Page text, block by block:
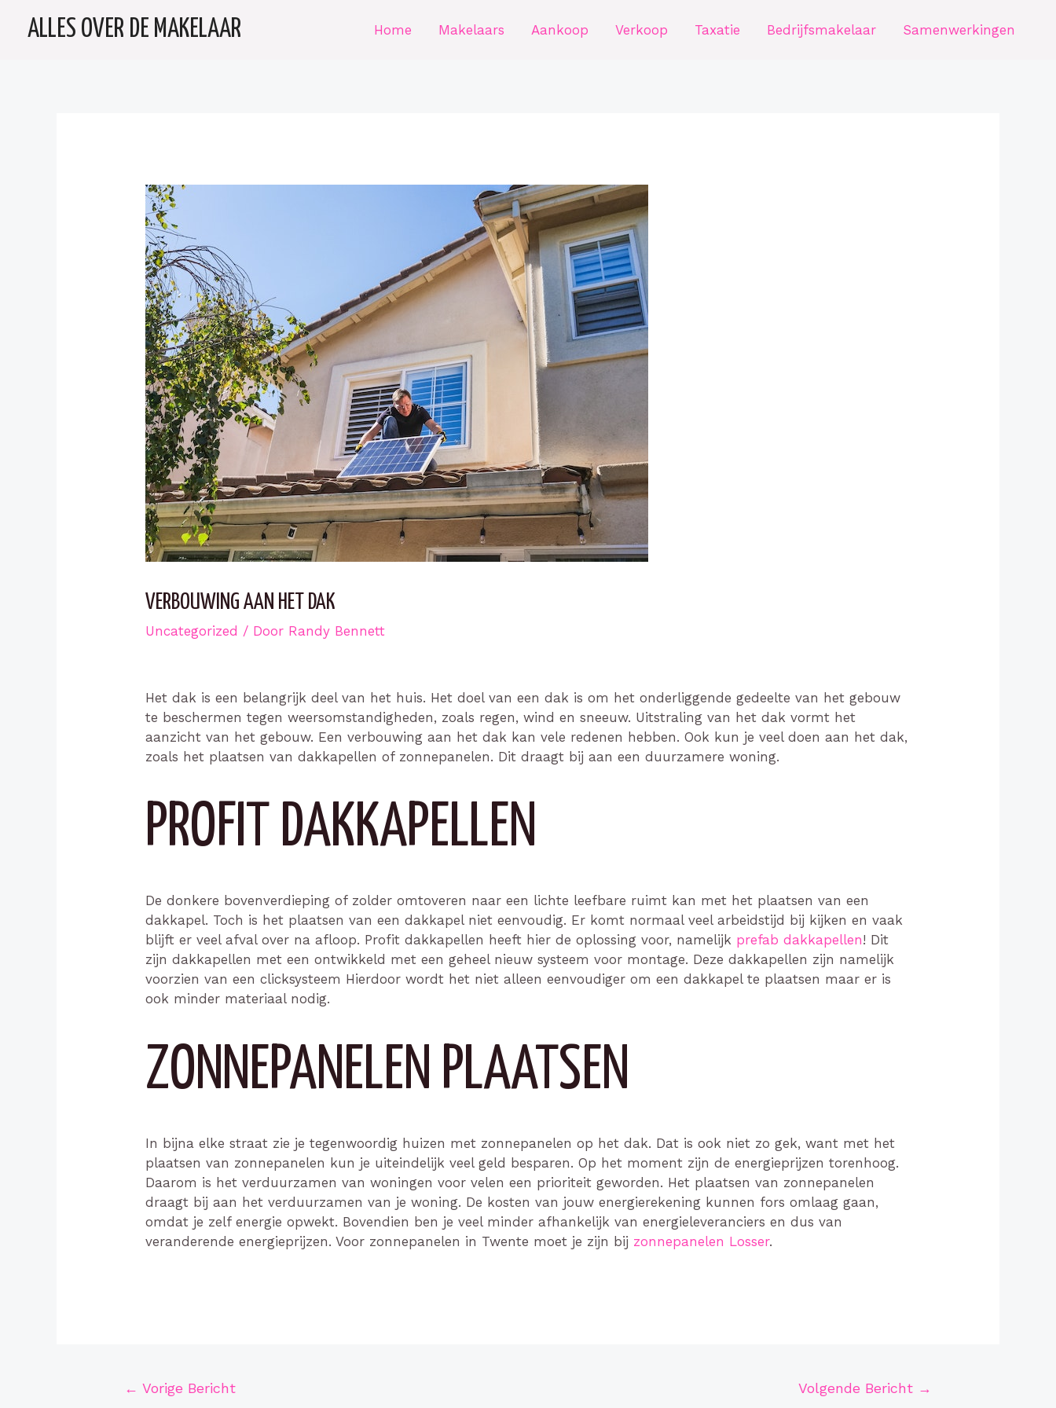
naarALLES OVER DE MAKELAAR Home Makelaars Aankoop Verkoop Taxatie Bedrijfsmakelaar Samenwerkingen
VERBOUWING AAN HET DAK
Uncategorized / Door Randy Bennett
Het dak is een belangrijk deel van het huis. Het doel van een dak is om het onderliggende gedeelte van het gebouw
te beschermen tegen weersomstandigheden, zoals regen, wind en sneeuw. Uitstraling van het dak vormt het
aanzicht van het gebouw. Een verbouwing aan het dak kan vele redenen hebben. Ook kun je veel doen aan het dak,
zoals het plaatsen van dakkapellen of zonnepanelen. Dit draagt bij aan een duurzamere woning.
PROFIT DAKKAPELLEN
De donkere bovenverdieping of zolder omtoveren naar een lichte leefbare ruimt kan met het plaatsen van een
dakkapel. Toch is het plaatsen van een dakkapel niet eenvoudig. Er komt normaal veel arbeidstijd bij kijken en vaak
blijft er veel afval over na afloop. Profit dakkapellen heeft hier de oplossing voor, namelijk prefab dakkapellen! Dit
zijn dakkapellen met een ontwikkeld met een geheel nieuw systeem voor montage. Deze dakkapellen zijn namelijk
voorzien van een clicksysteem Hierdoor wordt het niet alleen eenvoudiger om een dakkapel te plaatsen maar er is
ook minder materiaal nodig.
ZONNEPANELEN PLAATSEN
In bijna elke straat zie je tegenwoordig huizen met zonnepanelen op het dak. Dat is ook niet zo gek, want met het
plaatsen van zonnepanelen kun je uiteindelijk veel geld besparen. Op het moment zijn de energieprijzen torenhoog.
Daarom is het verduurzamen van woningen voor velen een prioriteit geworden. Het plaatsen van zonnepanelen
draagt bij aan het verduurzamen van je woning. De kosten van jouw energierekening kunnen fors omlaag gaan,
omdat je zelf energie opwekt. Bovendien ben je veel minder afhankelijk van energieleveranciers en dus van
veranderende energieprijzen. Voor zonnepanelen in Twente moet je zijn bij zonnepanelen Losser.
← Vorige Bericht Volgende Bericht →